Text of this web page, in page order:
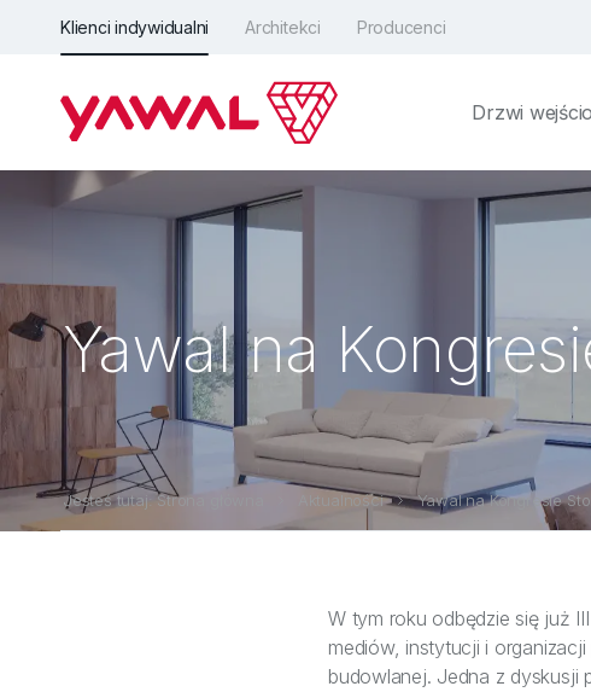
Klienci indywidualni Architekci Producenci
Drzwi
Yawal na
Jesteś tutaj: Strona główna Aktualności Yawal na Kongresie
W tym roku odbędzie się już
mediów, instytucji i
budowlanej. Jedna z